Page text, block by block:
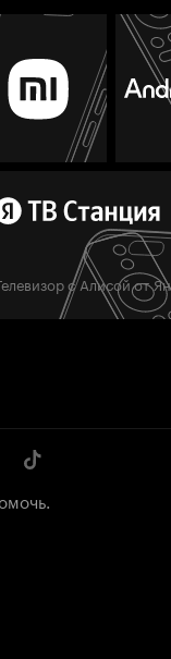
с Алисой от